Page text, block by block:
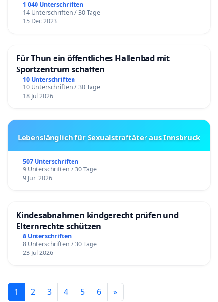
1 040 Unterschriften
14 Unterschriften / 30 Tage
15 Dec 2023
Für Thun ein öffentliches Hallenbad mit
Sportzentrum schaffen
10 Unterschriften
10 Unterschriften / 30 Tage
18 Jul 2026
Lebenslänglich für Sexualstraftäter aus Innsbruck
507 Unterschriften
9 Unterschriften / 30 Tage
9 Jun 2026
Kindesabnahmen kindgerecht prüfen und
Elternrechte schützen
8 Unterschriften
8 Unterschriften / 30 Tage
23 Jul 2026
1 2 3 4 5 6 »